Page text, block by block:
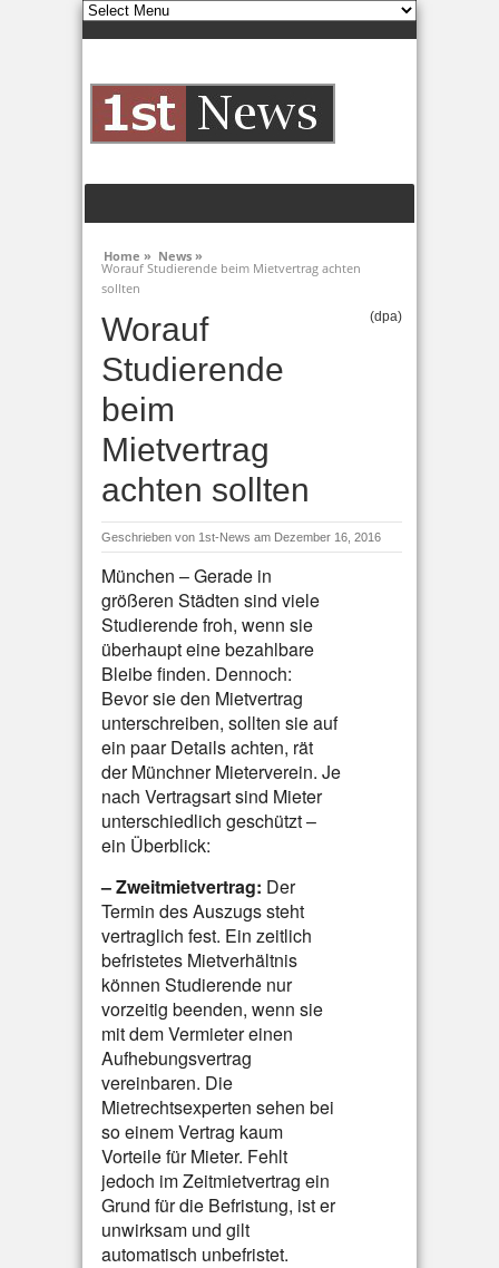
Home » News »
Worauf Studierende beim Mietvertrag achten
sollten
Worauf
Studierende
beim
Mietvertrag
achten sollten
(dpa)
Geschrieben von 1st-News am Dezember 16, 2016
München – Gerade in
größeren Städten sind viele
Studierende froh, wenn sie
überhaupt eine bezahlbare
Bleibe finden. Dennoch:
Bevor sie den Mietvertrag
unterschreiben, sollten sie auf
ein paar Details achten, rät
der Münchner Mieterverein. Je
nach Vertragsart sind Mieter
unterschiedlich geschützt –
ein Überblick:
– Zweitmietvertrag: Der
Termin des Auszugs steht
vertraglich fest. Ein zeitlich
befristetes Mietverhältnis
können Studierende nur
vorzeitig beenden, wenn sie
mit dem Vermieter einen
Aufhebungsvertrag
vereinbaren. Die
Mietrechtsexperten sehen bei
so einem Vertrag kaum
Vorteile für Mieter. Fehlt
jedoch im Zeitmietvertrag ein
Grund für die Befristung, ist er
unwirksam und gilt
automatisch unbefristet.